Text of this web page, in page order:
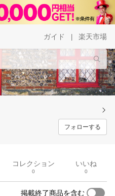
ガイド 楽天市場
フォローする
コレクション
0
いいね
0
掲載終了商品を含む